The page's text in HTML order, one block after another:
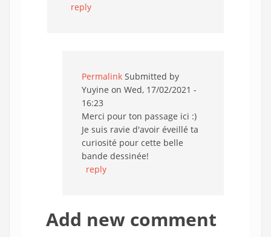
reply
Permalink Submitted by
Yuyine on Wed, 17/02/2021 -
16:23
Merci pour ton passage ici :)
Je suis ravie d'avoir éveillé ta
curiosité pour cette belle
bande dessinée!
reply
Add new comment